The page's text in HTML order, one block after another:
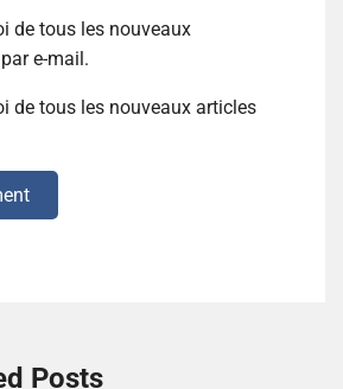
de tous les nouveaux
e-mail.
de tous les nouveaux articles
Posts